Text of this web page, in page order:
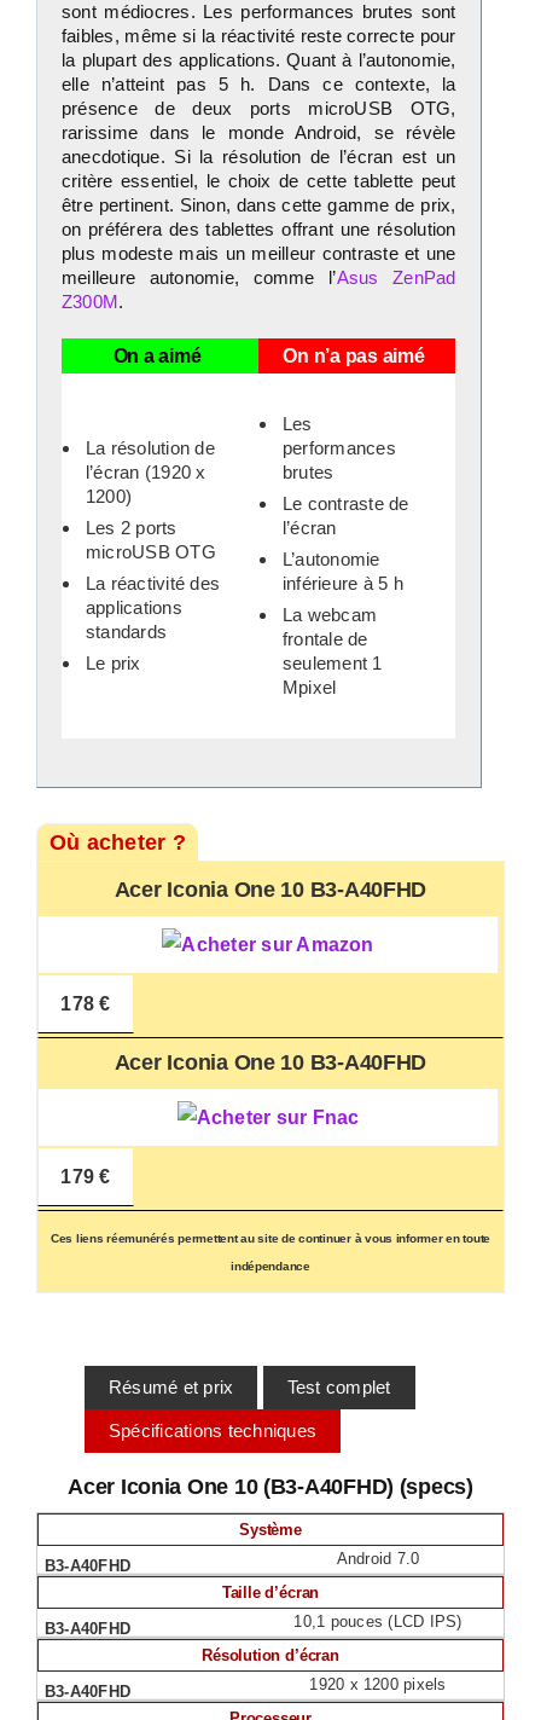
sont médiocres. Les performances brutes sont
faibles, même si la réactivité reste correcte pour
la plupart des applications. Quant à l’autonomie,
elle n’atteint pas 5 h. Dans ce contexte, la
présence de deux ports microUSB OTG,
rarissime dans le monde Android, se révèle
anecdotique. Si la résolution de l’écran est un
critère essentiel, le choix de cette tablette peut
être pertinent. Sinon, dans cette gamme de prix,
on préférera des tablettes offrant une résolution
plus modeste mais un meilleur contraste et une
meilleure autonomie, comme l’Asus ZenPad
Z300M.
On a aimé On n’a pas aimé
La résolution de
l’écran (1920 x
1200)
Les 2 ports
microUSB OTG
La réactivité des
applications
standards
Le prix
Les
performances
brutes
Le contraste de
l’écran
L’autonomie
inférieure à 5 h
La webcam
frontale de
seulement 1
Mpixel
Où acheter ?
Acer Iconia One 10 B3-A40FHD
178 €
Acer Iconia One 10 B3-A40FHD
179 €
Ces liens réemunérés permettent au site de continuer à vous informer en toute
indépendance
Résumé et prix Test complet
Spécifications techniques
Acer Iconia One 10 (B3-A40FHD) (specs)
Système
Android 7.0
Taille d’écran
10,1 pouces (LCD IPS)
Résolution d’écran
1920 x 1200 pixels